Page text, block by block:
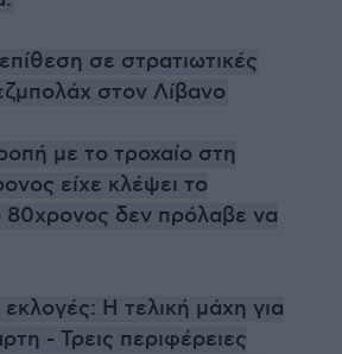
σε στρατιωτικές
στον Λίβανο
με το τροχαίο στη
είχε κλέψει το
80χρονος δεν πρόλαβε να
εκλογές: Η τελική μάχη για
- Τρεις περιφέρειες